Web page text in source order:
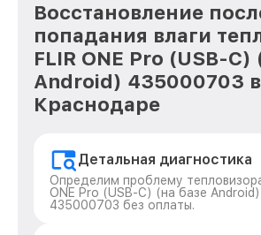
Восстановление
попадания влаги
FLIR ONE Pro (USB-C)
Android) 435000703 в
Краснодаре
Детальная диагностика
Определим проблему
ONE Pro (USB-C) (на базе Android)
435000703 без оплаты.